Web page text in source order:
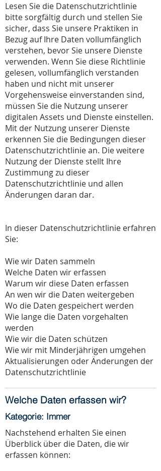
Lesen Sie die Datenschutzrichtlinie
bitte sorgfältig durch und stellen Sie
sicher, dass Sie unsere Praktiken in
Bezug auf Ihre Daten vollumfänglich
verstehen, bevor Sie unsere Dienste
verwenden. Wenn Sie diese Richtlinie
gelesen, vollumfänglich verstanden
haben und nicht mit unserer
Vorgehensweise einverstanden sind,
müssen Sie die Nutzung unserer
digitalen Assets und Dienste einstellen.
Mit der Nutzung unserer Dienste
erkennen Sie die Bedingungen dieser
Datenschutzrichtlinie an. Die weitere
Nutzung der Dienste stellt Ihre
Zustimmung zu dieser
Datenschutzrichtlinie und allen
Änderungen daran dar.
In dieser Datenschutzrichtlinie erfahren
Sie:
Wie wir Daten sammeln
Welche Daten wir erfassen
Warum wir diese Daten erfassen
An wen wir die Daten weitergeben
Wo die Daten gespeichert werden
Wie lange die Daten vorgehalten
werden
Wie wir die Daten schützen
Wie wir mit Minderjährigen umgehen
Aktualisierungen oder Änderungen der
Datenschutzrichtlinie
Welche Daten erfassen wir?
Kategorie: Immer
Nachstehend erhalten Sie einen
Überblick über die Daten, die wir
erfassen können: